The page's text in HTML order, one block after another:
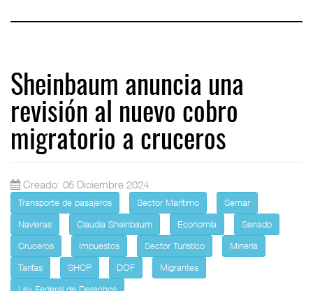
Sheinbaum anuncia una
revisión al nuevo cobro
migratorio a cruceros
Creado: 05 Diciembre 2024
Transporte de pasajeros Sector Marítimo
Semar
Navieras
Claudia Sheinbaum Economía
Senado
Cruceros
Impuestos Sector Turístico
Minería
Tarifas
SHCP DOF
Migrantes
Ley Federal de Derechos